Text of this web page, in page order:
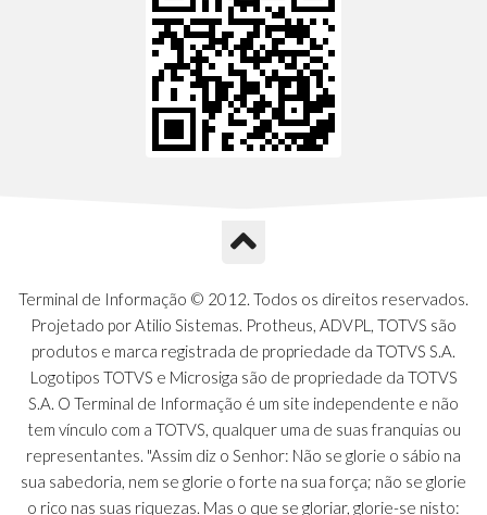
Terminal de Informação © 2012. Todos os direitos reservados.
Projetado por Atilio Sistemas. Protheus, ADVPL, TOTVS são
produtos e marca registrada de propriedade da TOTVS S.A.
Logotipos TOTVS e Microsiga são de propriedade da TOTVS
S.A. O Terminal de Informação é um site independente e não
tem vínculo com a TOTVS, qualquer uma de suas franquias ou
representantes. "Assim diz o Senhor: Não se glorie o sábio na
sua sabedoria, nem se glorie o forte na sua força; não se glorie
o rico nas suas riquezas. Mas o que se gloriar, glorie-se nisto: